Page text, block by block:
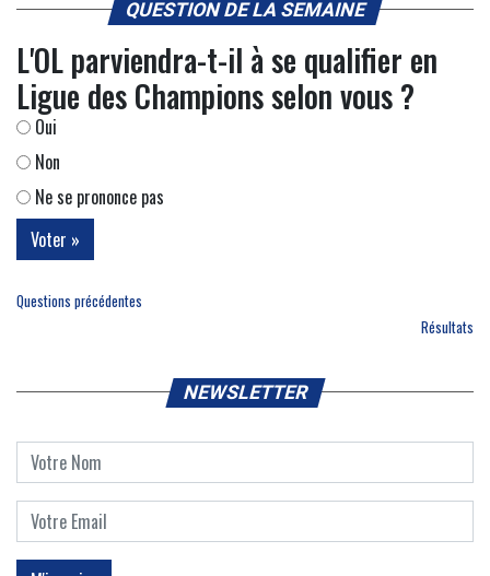
QUESTION DE LA SEMAINE
L'OL parviendra-t-il à se qualifier en
Ligue des Champions selon vous ?
Oui
Non
Ne se prononce pas
Questions précédentes
Résultats
NEWSLETTER